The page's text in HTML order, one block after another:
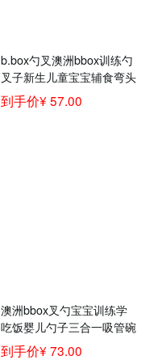
b.box勺叉澳洲bbox训练勺
叉子新生儿童宝宝辅食弯头
汤饭叉勺餐具套装 黄灰色
勺叉 官方认证
到手价¥ 57.00
澳洲bbox叉勺宝宝训练学
吃饭婴儿勺子三合一吸管碗
辅食勺儿童餐具
到手价¥ 73.00